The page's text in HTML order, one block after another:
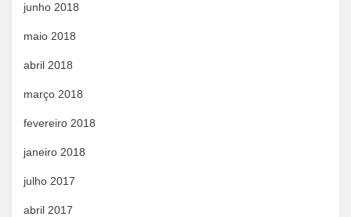
junho 2018
maio 2018
abril 2018
março 2018
fevereiro 2018
janeiro 2018
julho 2017
abril 2017